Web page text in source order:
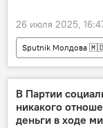
26 июля 2025,
Sputnik Молдова
В Партии
никакого
деньги в ходе